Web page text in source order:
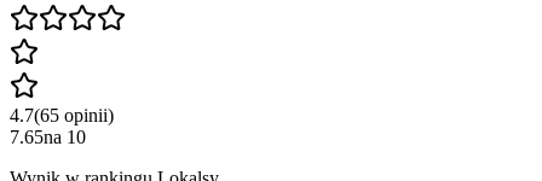
4.7(65 opinii)
7.65na 10